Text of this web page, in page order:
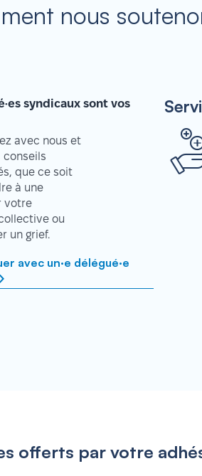
nous
syndicaux sont vos
avec nous et
conseils
que ce soit
à une
votre
ou
un grief.
avec un·e délégué·e
offerts par votre